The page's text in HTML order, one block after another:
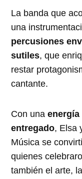
La banda que
una
percusiones
sutiles, que
restar
cantante.
Con una
entregado, Elsa
Música se
quienes
también el arte,